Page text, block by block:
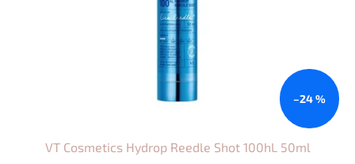
–24 %
VT Cosmetics Hydrop Reedle Shot 100hL 50ml